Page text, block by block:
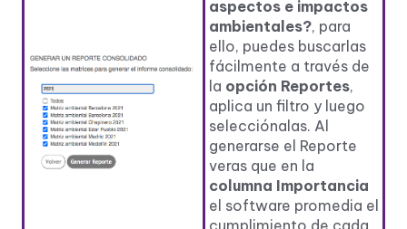
aspectos e impactos
ambientales?, para
ello, puedes buscarlas
fácilmente a través de
la opción Reportes,
aplica un filtro y luego
selecciónalas. Al
generarse el Reporte
veras que en la
columna Importancia
el software promedia el